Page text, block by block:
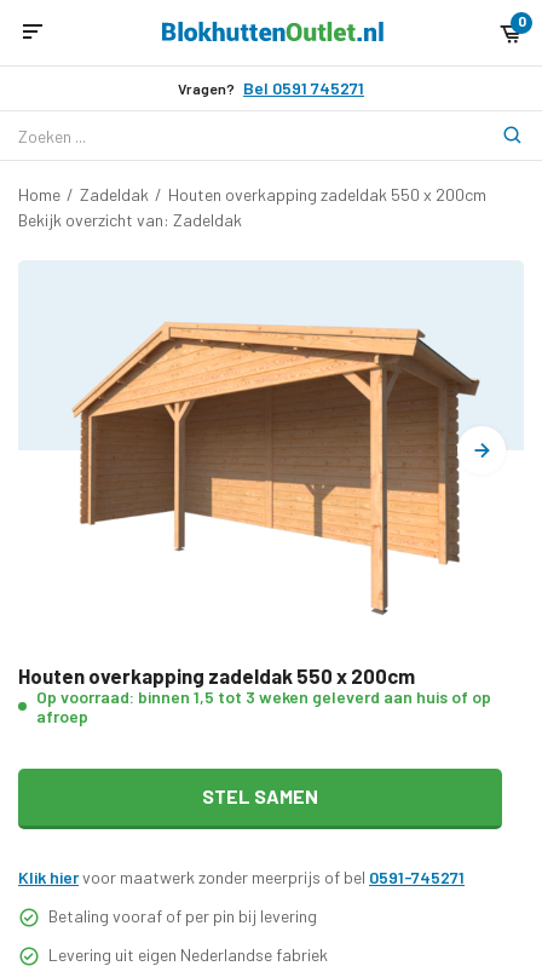
0
Vragen? Bel 0591 745271
Home / Zadeldak / Houten overkapping zadeldak 550 x 200cm
Bekijk overzicht van: Zadeldak
Houten overkapping zadeldak 550 x 200cm
Op voorraad: binnen 1,5 tot 3 weken geleverd aan huis of op
afroep
STEL SAMEN
Klik hiervoor maatwerk zonder meerprijs of bel 0591-745271
Betaling vooraf of per pin bij levering
Levering uit eigen Nederlandse fabriek